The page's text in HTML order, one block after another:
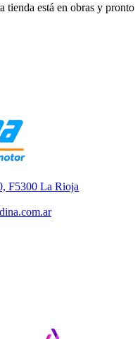
tienda está en obras y pronto
F5300 La Rioja